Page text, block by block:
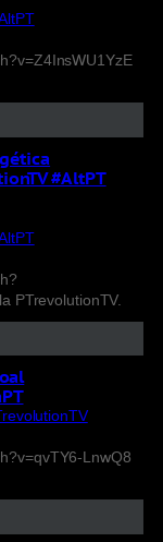
#AltPT
PTrevolutionTV.
LnwQ8